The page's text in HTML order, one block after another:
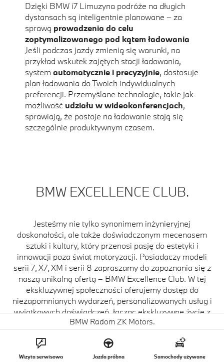
Dzięki BMW i7 Limuzyna podróże na długich
dystansach są inteligentnie planowane – za
sprawą prowadzenia do celu
zoptymalizowanego pod kątem ładowania
Jeśli podczas jazdy zmienią się warunki, na
przykład wskutek zajętych stacji ładowania,
system automatycznie i precyzyjnie, dostosuje
plan ładowania do Twoich indywidualnych
preferencji. Przemyślane technologie, takie jak
możliwość udziału w wideokonferencjach,
sprawiają, że postoje na ładowanie stają się
szczególnie produktywnym czasem.
BMW EXCELLENCE CLUB.
Jesteśmy nie tylko synonimem inżynieryjnej
doskonałości, ale także doświadczonym mecenasem
sztuki i kultury, który przenosi pasję do estetyki i
innowacji poza świat motoryzacji. Posiadaczy modeli
serii 7, X7, XM i serii 8 zapraszamy do zapoznania się z
naszą unikalną ofertą – BMW Excellence Club. W tej
ekskluzywnej społeczności oferujemy dostęp do
niezapomnianych wydarzeń, personalizowanych usług i
wyjątkowych doświadczeń, łącząc ekskluzywne życie z
artystyczną inspiracją i wyrafinowaniem. Członkostwo w
prestiżu, gdzie kultura, sztuka i motoryzacja spotykają
się, tworząc niezapomniane wrażenia i podkreślając
BMW Radom ZK Motors.
Wizyta serwisowa Jazda próbna Samochody używane